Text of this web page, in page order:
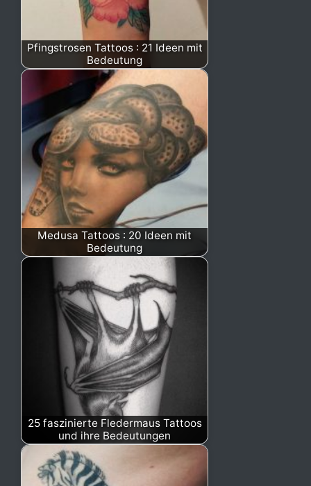
Pfingstrosen Tattoos : 21 Ideen mit
Bedeutung
Medusa Tattoos : 20 Ideen mit
Bedeutung
25 faszinierte Fledermaus Tattoos
und ihre Bedeutungen